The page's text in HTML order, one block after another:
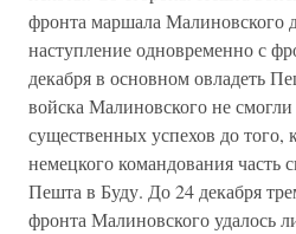
фронта маршала Малиновского
наступление одновременно с
декабря в основном овладеть
войска Малиновского не смогли
существенных успехов до
немецкого командования часть
Пешта в Буду. До 24 декабря
фронта Малиновского удалось